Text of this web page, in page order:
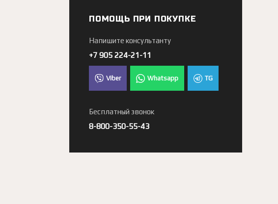
ПОМОЩЬ ПРИ ПОКУПКЕ
Напишите консультанту
+7 905 224-21-11
Viber Whatsapp TG
Бесплатный звонок
8-800-350-55-43